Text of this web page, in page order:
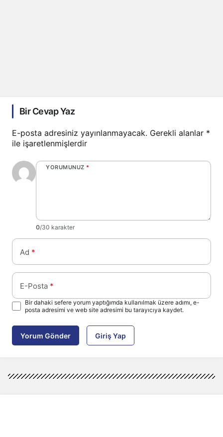
Bir Cevap Yaz
E-posta adresiniz yayınlanmayacak. Gerekli alanlar *
ile işaretlenmişlerdir
YORUMUNUZ *
0/30 karakter
Ad *
E-Posta *
Bir dahaki sefere yorum yaptığımda kullanılmak üzere adımı, e-
posta adresimi ve web site adresimi bu tarayıcıya kaydet.
Yorum Gönder Giriş Yap